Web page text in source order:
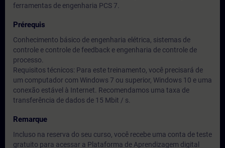
ferramentas de engenharia PCS 7.
Prérequis
Conhecimento básico de engenharia elétrica, sistemas de
controle e controle de feedback e engenharia de controle de
processo.
Requisitos técnicos: Para este treinamento, você precisará de
um computador com Windows 7 ou superior, Windows 10 e uma
conexão estável à Internet. Recomendamos uma taxa de
transferência de dados de 15 Mbit / s.
Remarque
Incluso na reserva do seu curso, você recebe uma conta de teste
gratuito para acessar a Plataforma de Aprendizagem digital